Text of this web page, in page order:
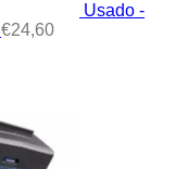
Usado -
€24,60